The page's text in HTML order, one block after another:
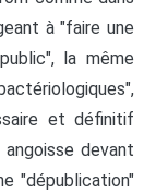
à "faire une
la même
et définitif
devant
"dépublication"